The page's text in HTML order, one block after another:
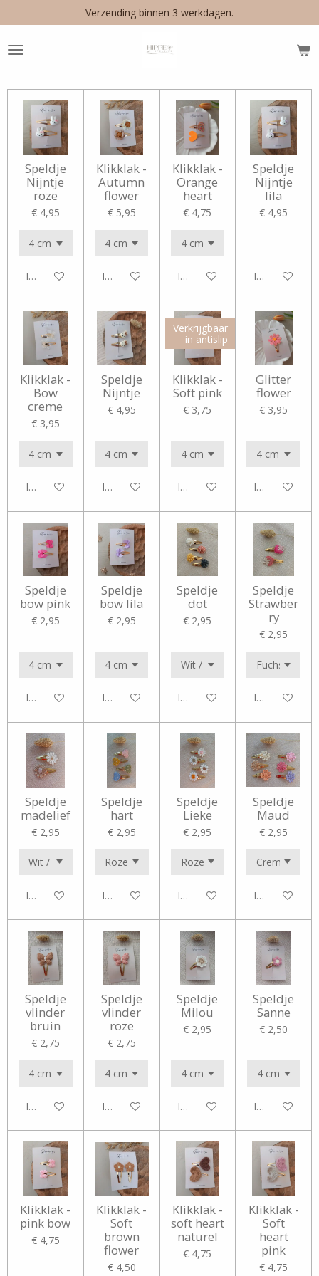
direct
naar
de
Verzending binnen 3 werkdagen.
Speldje
Nijntje
roze
€ 4,95
In winkelwagen
Klikklak -
Autumn
flower
€ 5,95
In winkelwagen
Klikklak -
Orange
heart
€ 4,75
In winkelwagen
Speldje
Nijntje
lila
€ 4,95
In
Klikklak -
Bow
creme
€ 3,95
In winkelwagen
Speldje
Nijntje
€ 4,95
In winkelwagen
Verkrijgbaar
in antislip
Klikklak -
Soft pink
€ 3,75
In winkelwagen
Glitter
flower
€ 3,95
In
Speldje
bow pink
€ 2,95
In winkelwagen
Speldje
bow lila
€ 2,95
In winkelwagen
Speldje
dot
€ 2,95
In winkelwagen
Speldje
Strawber
ry
€ 2,95
In
Speldje
madelief
€ 2,95
In winkelwagen
Speldje
hart
€ 2,95
In winkelwagen
Speldje
Lieke
€ 2,95
In winkelwagen
Speldje
Maud
€ 2,95
In
Speldje
vlinder
bruin
€ 2,75
In winkelwagen
Speldje
vlinder
roze
€ 2,75
In winkelwagen
Speldje
Milou
€ 2,95
In winkelwagen
Speldje
Sanne
€ 2,50
In
Klikklak -
pink bow
€ 4,75
Klikklak -
Soft
brown
flower
€ 4,50
Klikklak -
soft heart
naturel
€ 4,75
Klikklak -
Soft
heart
pink
€ 4,75